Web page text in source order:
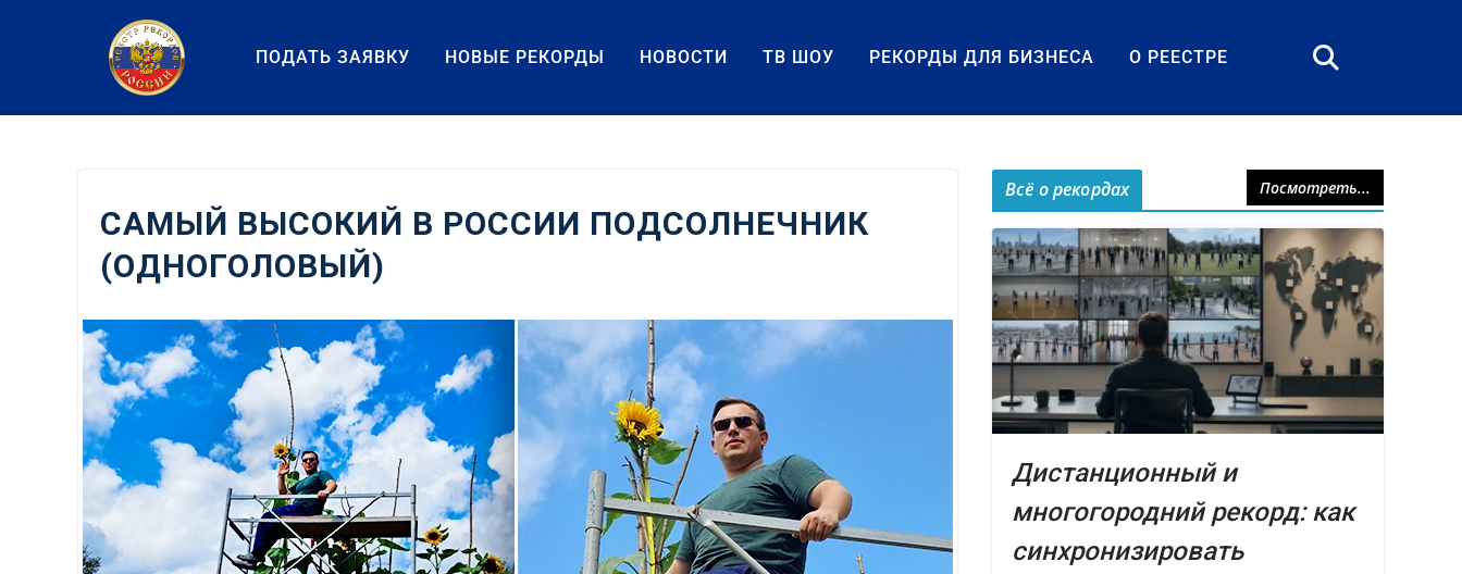
содержанию
ПОДАТЬ ЗАЯВКУ НОВЫЕ РЕКОРДЫ НОВОСТИ ТВ ШОУ РЕКОРДЫ ДЛЯ БИЗНЕСА О РЕЕСТРЕ
САМЫЙ ВЫСОКИЙ В РОССИИ ПОДСОЛНЕЧНИК
(ОДНОГОЛОВЫЙ)
Всё о рекордах Посмотреть...
Дистанционный и
многогородний рекорд: как
синхронизировать